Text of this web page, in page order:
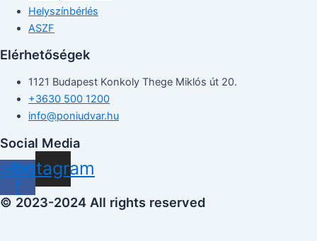
Helyszínbérlés
ASZF
Elérhetőségek
1121 Budapest Konkoly Thege Miklós út 20.
+3630 500 1200
info@poniudvar.hu
Social Media
f
Instagram
© 2023-2024 All rights reserved